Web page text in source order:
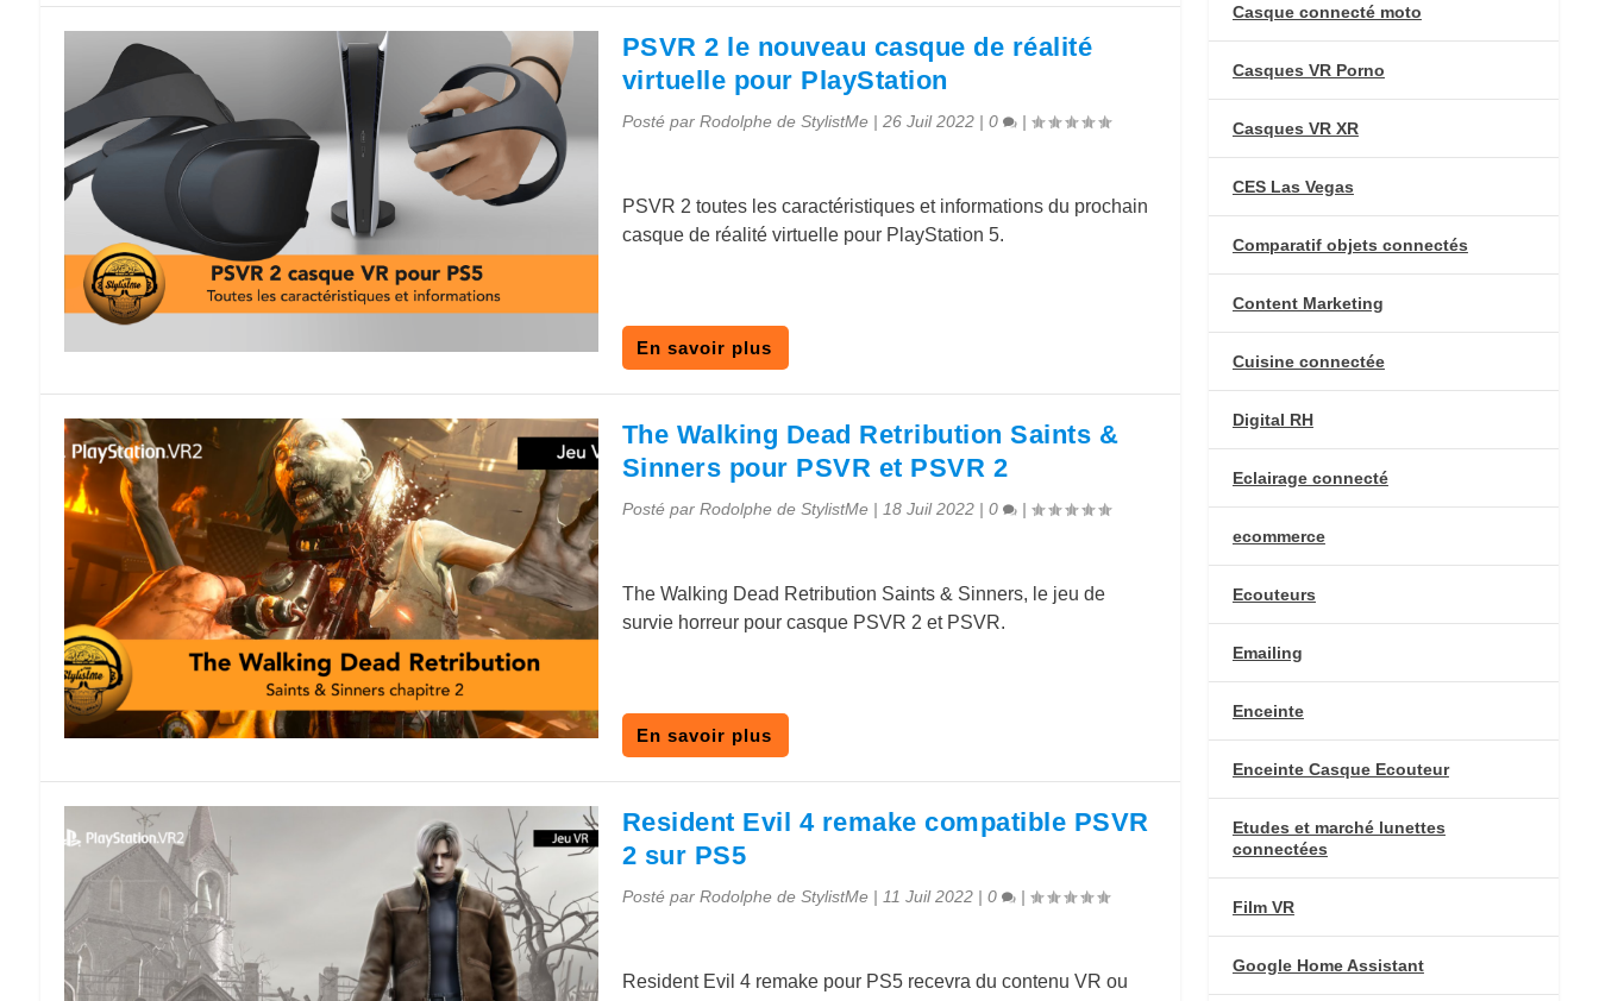
PSVR 2 le nouveau casque de réalité
virtuelle pour PlayStation
Posté par Rodolphe de StylistMe| 26 Juil 2022| 0 |
PSVR 2 toutes les caractéristiques et informations du prochain
casque de réalité virtuelle pour PlayStation 5.
En savoir plus
The Walking Dead Retribution Saints &
Sinners pour PSVR et PSVR 2
Posté par Rodolphe de StylistMe| 18 Juil 2022| 0 |
The Walking Dead Retribution Saints & Sinners, le jeu de
survie horreur pour casque PSVR 2 et PSVR.
En savoir plus
Resident Evil 4 remake compatible PSVR
2 sur PS5
Posté par Rodolphe de StylistMe| 11 Juil 2022| 0 |
Resident Evil 4 remake pour PS5 recevra du contenu VR ou
Casque connecté moto
Casques VR Porno
Casques VR XR
CES Las Vegas
Comparatif objets connectés
Content Marketing
Cuisine connectée
Digital RH
Eclairage connecté
ecommerce
Ecouteurs
Emailing
Enceinte
Enceinte Casque Ecouteur
Etudes et marché lunettes
connectées
Film VR
Google Home Assistant